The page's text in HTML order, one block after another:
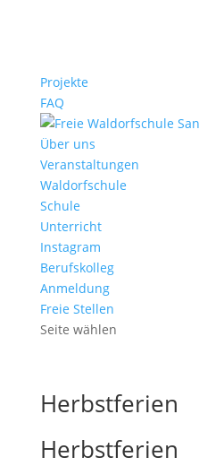
Projekte
FAQ
Über uns
Veranstaltungen
Waldorfschule
Schule
Unterricht
Instagram
Berufskolleg
Anmeldung
Freie Stellen
Seite wählen
Herbstferien
Herbstferien